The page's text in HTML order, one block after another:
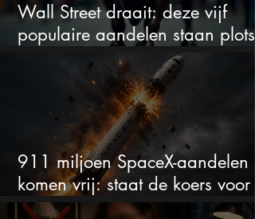
Wall Street draait: deze vijf
populaire aandelen staan plots
onder spanning
911 miljoen SpaceX-aandelen
komen vrij: staat de koers voor
een nieuwe crash?